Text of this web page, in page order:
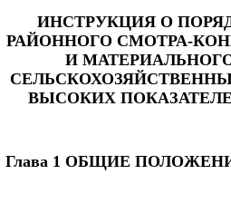
ИНСТРУКЦИЯ О
РАЙОННОГО СМОТРА-
И
ВЫСОКИХ
Глава 1 ОБЩИЕ